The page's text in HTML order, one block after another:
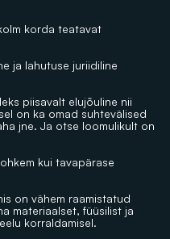
korda teatavat
ja lahutuse juriidiline
piisavalt elujõuline nii
on ka omad suhtevälised
jne. Ja otse loomulikult on
kui tavapärase
on vähem raamistatud
materiaalset, füüsilist ja
korraldamisel.